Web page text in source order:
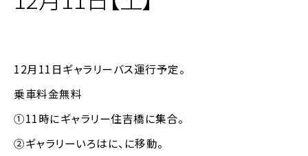
12月11日ギャラリーバス運行予定。
乗車料金無料
①11時にギャラリー住吉橋に集合。
②ギャラリーいろはに、に移動。